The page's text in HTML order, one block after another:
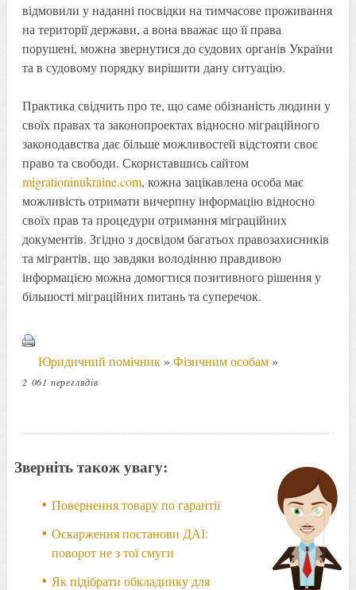
відмовили у наданні посвідки на тимчасове проживання
на території держави, а вона вважає що її права
порушені, можна звернутися до судових органів України
та в судовому порядку вирішити дану ситуацію.
Практика свідчить про те, що саме обізнаність людини у
своїх правах та законопроектах відносно міграційного
законодавства дає більше можливостей відстояти своє
право та свободи. Скориставшись сайтом
migrationinukraine.com, кожна зацікавлена особа має
можливість отримати вичерпну інформацію відносно
своїх прав та процедури отримання міграційних
документів. Згідно з досвідом багатьох правозахисників
та мігрантів, що завдяки володінню правдивою
інформацією можна домогтися позитивного рішення у
більшості міграційних питань та суперечок.
Юридичний помічник» Фізичним особам»
2 061 переглядів
Зверніть також увагу:
Повернення товару по гарантії
Оскарження постанови ДАІ:
поворот не з тої смуги
Як підібрати обкладинку для